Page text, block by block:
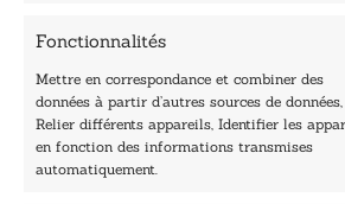
Fonctionnalités
Mettre en correspondance et combiner des
données à partir d’autres sources de données,
Relier différents appareils, Identifier les
en fonction des informations transmises
automatiquement.
Les Plumes du Lys Bleu
Prix sciences humaines et sociales
Nos collections
Nos auteurs
Catalogue